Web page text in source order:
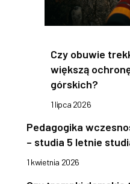
Czy obuwie
większą
górskich?
1 lipca 2026
Pedagogika
– studia 5 letnie
1 kwietnia 2026